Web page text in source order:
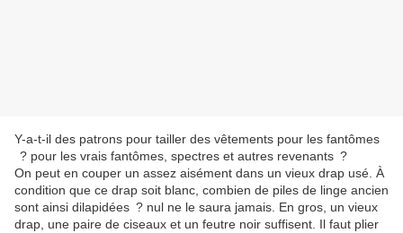
Y-a-t-il des patrons pour tailler des vêtements pour les fantômes
? pour les vrais fantômes, spectres et autres revenants ?
On peut en couper un assez aisément dans un vieux drap usé. À
condition que ce drap soit blanc, combien de piles de linge ancien
sont ainsi dilapidées ? nul ne le saura jamais. En gros, un vieux
drap, une paire de ciseaux et un feutre noir suffisent. Il faut plier